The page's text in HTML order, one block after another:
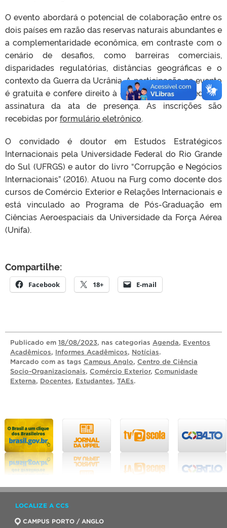
O evento abordará o potencial de colaboração entre os
dois países em razão das reservas naturais abundantes e
a complementaridade econômica, em contraste com o
cenário de desafios, como barreiras comerciais,
disparidades regulatórias, distâncias geográficas e o
contexto da Guerra da Ucrânia. A participação no evento
é gratuita e confere direito à certificação (2h), mediante
assinatura da ata de presença. As inscrições são
recebidas porformulário eletrônico.
O convidado é doutor em Estudos Estratégicos
Internacionais pela Universidade Federal do Rio Grande
do Sul (UFRGS) e autor do livro “Corrupção e Negócios
Internacionais” (2016). Atuou na Furg como docente dos
cursos de Comércio Exterior e Relações Internacionais e
está vinculado ao Programa de Pós-Graduação em
Ciências Aeroespaciais da Universidade da Força Aérea
(Unifa).
Compartilhe:
Facebook 18+ E-mail
Publicado em 18/08/2023, nas categorias Agenda, Eventos
Acadêmicos, Informes Acadêmicos, Notícias.
Marcado com as tags Campus Anglo, Centro de Ciência
Socio-Organizacionais, Comércio Exterior, Comunidade
Externa, Docentes, Estudantes, TAEs.
LOCALIZE A CCS
CAMPUS PORTO / ANGLO